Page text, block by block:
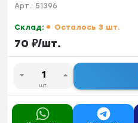
Арт.: 51396
Склад: Осталось 3 шт.
70 ₽/шт.
шт.